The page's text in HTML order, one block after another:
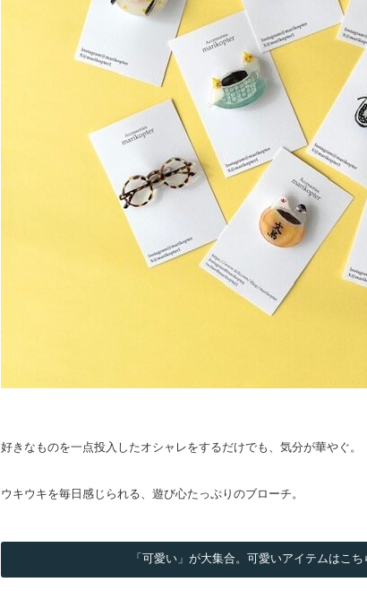
好きなものを一点投入したオシャレをするだけでも、気分が華やぐ。
ウキウキを毎日感じられる、遊び心たっぷりのブローチ。
「可愛い」が大集合。可愛いアイテムはこち